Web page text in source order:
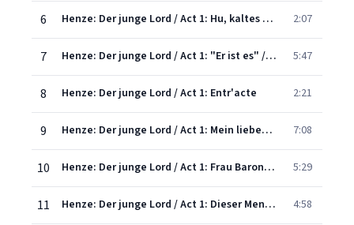
6 Henze: Der junge Lord / Act 1: Hu, kaltes Land - und Leute gaffen 2:07
7 Henze: Der junge Lord / Act 1: "Er ist es" / "Ist das Sir Edgar?" 5:47
8 Henze: Der junge Lord / Act 1: Entr'acte 2:21
9 Henze: Der junge Lord / Act 1: Mein liebes Kind 7:08
10 Henze: Der junge Lord / Act 1: Frau Baronin. Der Mohr ist da 5:29
11 Henze: Der junge Lord / Act 1: Dieser Mensch täuscht sich 4:58